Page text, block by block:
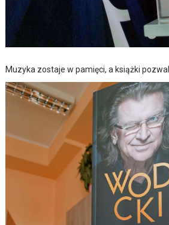
Muzyka zostaje w pamięci, a książki